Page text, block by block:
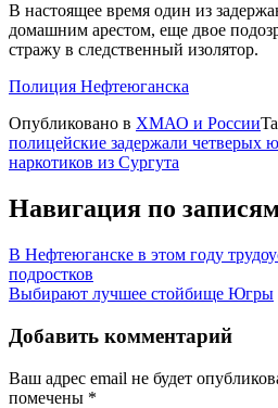
В настоящее время один из
домашним арестом, еще двое
стражу в следственный изолятор.
Полиция Нефтеюганска
Опубликовано в ХМАО и России
полицейские задержали четверых
наркотиков из Сургута
Навигация по
В Нефтеюганске в этом году
подростков
Выбирают лучшее стойбище Югры
Добавить комментарий
Ваш адрес email не будет
помечены *